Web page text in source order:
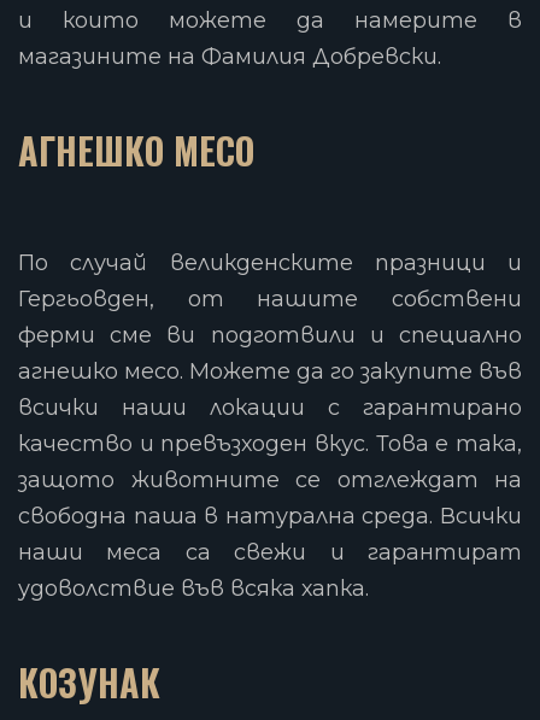
и които можете да намерите в
магазините на Фамилия Добревски.
АГНЕШКО МЕСО
По случай великденските празници и
Гергьовден, от нашите собствени
ферми сме ви подготвили и специално
агнешко месо. Можете да го закупите във
всички наши локации с гарантирано
качество и превъзходен вкус. Това е така,
защото животните се отглеждат на
свободна паша в натурална среда. Всички
наши меса са свежи и гарантират
удоволствие във всяка хапка.
КОЗУНАК